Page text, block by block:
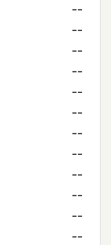
--
--
--
--
--
--
--
--
--
--
--
--